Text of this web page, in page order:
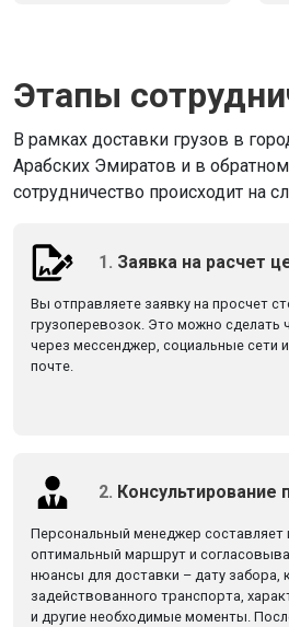
Этапы
В рамках доставки грузов в
Арабских Эмиратов и в
сотрудничество происходит на
1. Заявка на расчет
Вы отправляете заявку на просчет
грузоперевозок. Это можно сделать
через мессенджер, социальные сети
почте.
2. Консультирование
Персональный менеджер составляет
оптимальный маршрут и
нюансы для доставки – дату забора,
задействованного транспорта,
и другие необходимые моменты.